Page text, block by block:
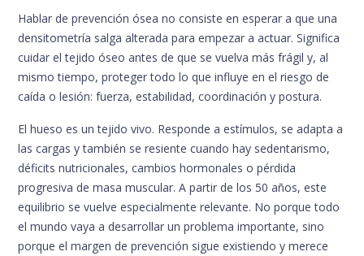
Hablar de prevención ósea no consiste en esperar a que una
densitometría salga alterada para empezar a actuar. Significa
cuidar el tejido óseo antes de que se vuelva más frágil y, al
mismo tiempo, proteger todo lo que influye en el riesgo de
caída o lesión: fuerza, estabilidad, coordinación y postura.
El hueso es un tejido vivo. Responde a estímulos, se adapta a
las cargas y también se resiente cuando hay sedentarismo,
déficits nutricionales, cambios hormonales o pérdida
progresiva de masa muscular. A partir de los 50 años, este
equilibrio se vuelve especialmente relevante. No porque todo
el mundo vaya a desarrollar un problema importante, sino
porque el margen de prevención sigue existiendo y merece